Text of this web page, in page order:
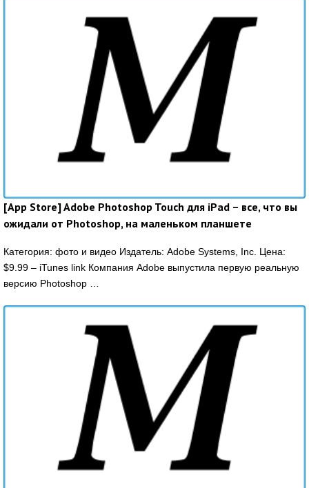
[App Store] Adobe Photoshop Touch для iPad – все, что вы
ожидали от Photoshop, на маленьком планшете
Категория: фото и видео Издатель: Adobe Systems, Inc. Цена:
$9.99 – iTunes link Компания Adobe выпустила первую реальную
версию Photoshop …